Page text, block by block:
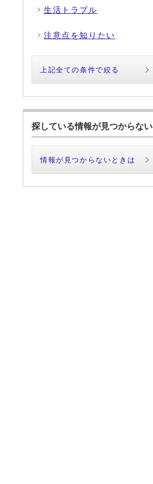
生活トラブル
注意点を知りたい
上記全ての条件で絞る
探している情報が見つからない
情報が見つからないときは